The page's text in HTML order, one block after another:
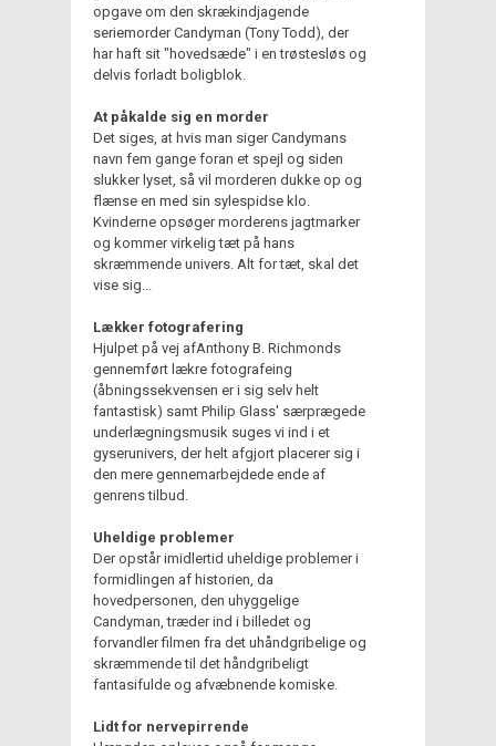
opgave om den skrækindjagende
seriemorder Candyman (Tony Todd), der
har haft sit "hovedsæde" i en trøstesløs og
delvis forladt boligblok.
At påkalde sig en morder
Det siges, at hvis man siger Candymans
navn fem gange foran et spejl og siden
slukker lyset, så vil morderen dukke op og
flænse en med sin sylespidse klo.
Kvinderne opsøger morderens jagtmarker
og kommer virkelig tæt på hans
skræmmende univers. Alt for tæt, skal det
vise sig...
Lækker fotografering
Hjulpet på vej afAnthony B. Richmonds
gennemført lækre fotografeing
(åbningssekvensen er i sig selv helt
fantastisk) samt Philip Glass' særprægede
underlægningsmusik suges vi ind i et
gyserunivers, der helt afgjort placerer sig i
den mere gennemarbejdede ende af
genrens tilbud.
Uheldige problemer
Der opstår imidlertid uheldige problemer i
formidlingen af historien, da
hovedpersonen, den uhyggelige
Candyman, træder ind i billedet og
forvandler filmen fra det uhåndgribelige og
skræmmende til det håndgribeligt
fantasifulde og afvæbnende komiske.
Lidt for nervepirrende